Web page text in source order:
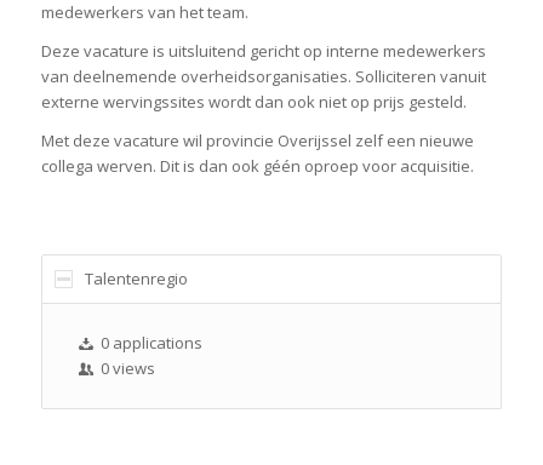
medewerkers van het team.
Deze vacature is uitsluitend gericht op interne medewerkers
van deelnemende overheidsorganisaties. Solliciteren vanuit
externe wervingssites wordt dan ook niet op prijs gesteld.
Met deze vacature wil provincie Overijssel zelf een nieuwe
collega werven. Dit is dan ook géén oproep voor acquisitie.
Talentenregio
0 applications
0 views